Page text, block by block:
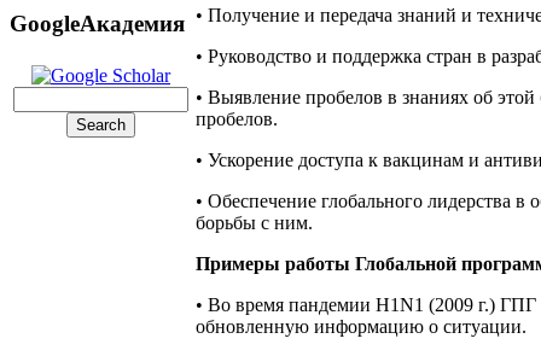
GoogleАкадемия • Получение и передача знаний и
• Руководство и поддержка стран в
• Выявление пробелов в знаниях об
пробелов.
• Ускорение доступа к вакцинам и
• Обеспечение глобального лидерства
борьбы с ним.
Примеры работы Глобальной
• Во время пандемии H1N1 (2009 г.) ГПГ
обновленную информацию о ситуации.